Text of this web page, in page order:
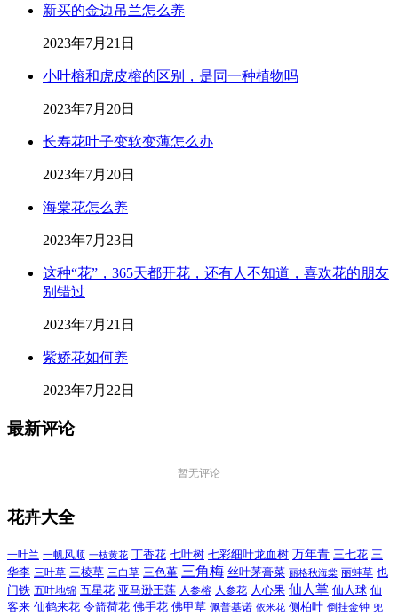
新买的金边吊兰怎么养
2023年7月21日
小叶榕和虎皮榕的区别，是同一种植物吗
2023年7月20日
长寿花叶子变软变薄怎么办
2023年7月20日
海棠花怎么养
2023年7月23日
这种“花”，365天都开花，还有人不知道，喜欢花的朋友
别错过
2023年7月21日
紫娇花如何养
2023年7月22日
最新评论
暂无评论
花卉大全
一叶兰 一帆风顺 一枝黄花 丁香花 七叶树 七彩细叶龙血树 万年青 三七花 三
华李 三叶草 三棱草 三白草 三色堇 三角梅 丝叶茅膏菜 丽格秋海棠 丽蚌草 也
门铁 五叶地锦 五星花 亚马逊王莲 人参榕 人参花 人心果 仙人掌 仙人球 仙
客来 仙鹤来花 令箭荷花 佛手花 佛甲草 佩普基诺 依米花 侧柏叶 倒挂金钟 兜